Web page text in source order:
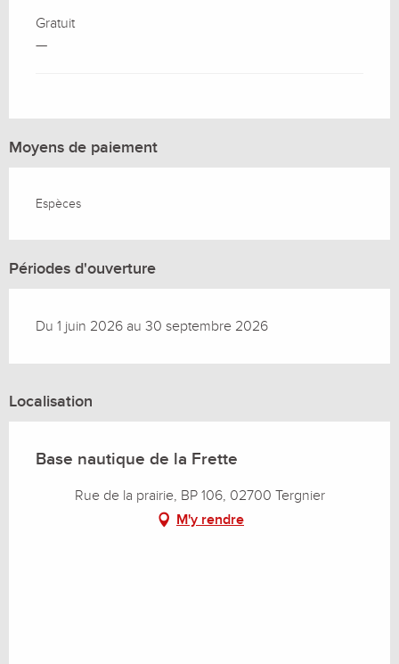
Gratuit
—
Moyens de paiement
Espèces
Périodes d'ouverture
Du 1 juin 2026 au 30 septembre 2026
Localisation
Base nautique de la Frette
Rue de la prairie, BP 106, 02700 Tergnier
M'y rendre